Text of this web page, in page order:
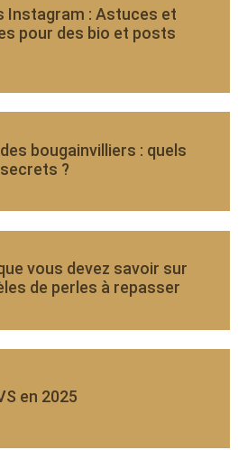
Instagram : Astuces et
pour des bio et posts
bougainvilliers : quels
?
vous devez savoir sur
de perles à repasser
en 2025